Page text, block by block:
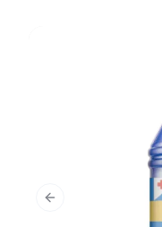
Previous slide